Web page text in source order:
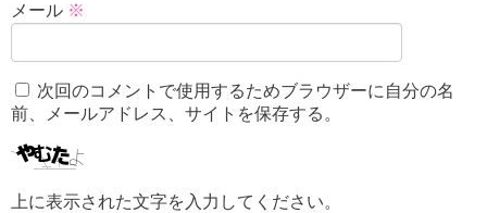
メール ※
次回のコメントで使用するためブラウザーに自分の名
前、メールアドレス、サイトを保存する。
上に表示された文字を入力してください。